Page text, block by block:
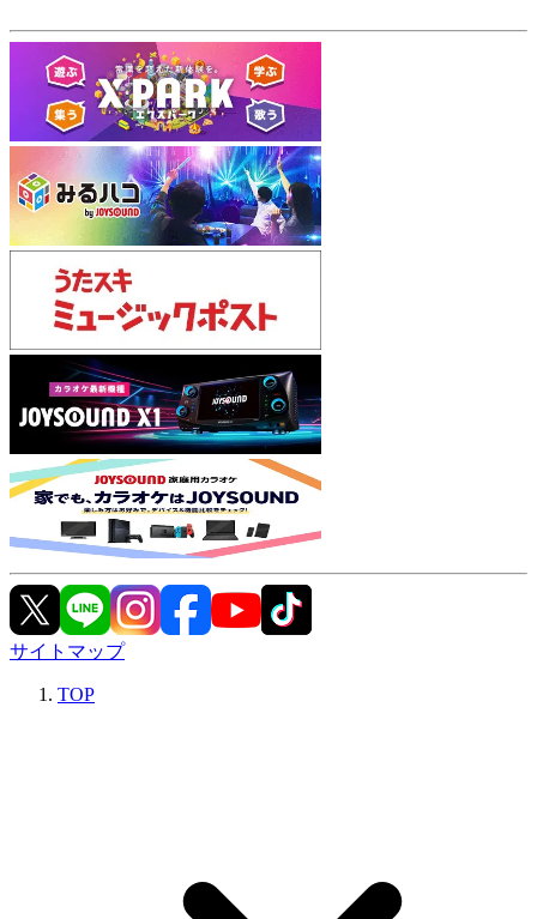
サイトマップ
TOP